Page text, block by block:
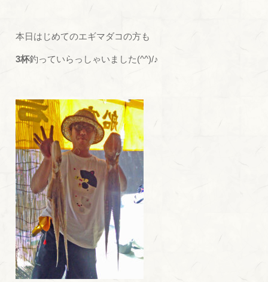
本日はじめてのエギマダコの方も
3杯釣っていらっしゃいました(^^)/♪